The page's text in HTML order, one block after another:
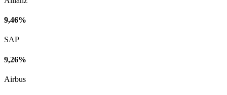
9,46%
SAP
9,26%
Airbus